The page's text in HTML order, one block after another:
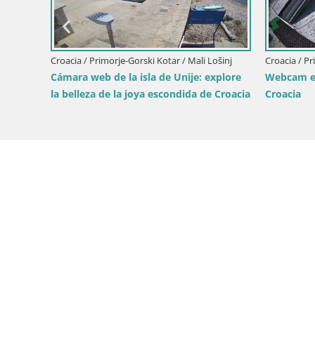
Croacia / Primorje-Gorski Kotar / Mali Lošinj
Cámara web de la isla de Unije: explore
la belleza de la joya escondida de Croacia
Croacia /
Webcam
Croacia